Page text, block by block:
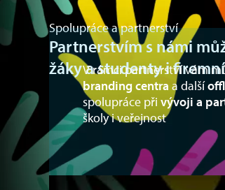
Spolupráce a partnerství
Partnerstvím s námi
žáky a studenty i
V rámci partnerství vám
branding centra a další
spolupráce při vývoji a
školy i veřejnost